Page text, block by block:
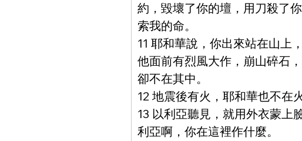
約，毀壞了你的壇，用刀殺了
索我的命。
11 耶和華說，你出來站在山上
他面前有烈風大作，崩山碎石
卻不在其中。
12 地震後有火，耶和華也不在
13 以利亞聽見，就用外衣蒙上
利亞啊，你在這裡作什麼。